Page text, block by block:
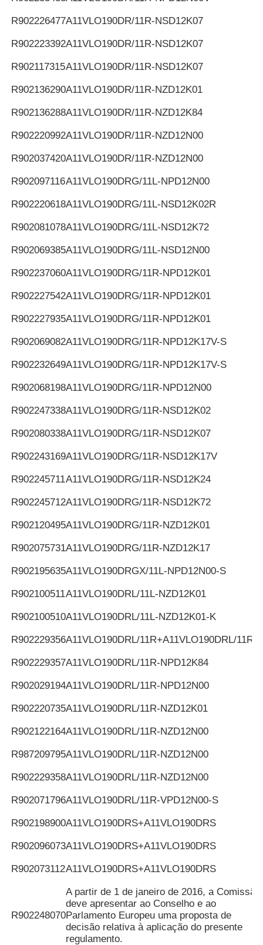
R902226477A11VLO190DR/11R-NSD12K07
R902223392A11VLO190DR/11R-NSD12K07
R902117315A11VLO190DR/11R-NSD12K07
R902136290A11VLO190DR/11R-NZD12K01
R902136288A11VLO190DR/11R-NZD12K84
R902220992A11VLO190DR/11R-NZD12N00
R902037420A11VLO190DR/11R-NZD12N00
R902097116A11VLO190DRG/11L-NPD12N00
R902220618A11VLO190DRG/11L-NSD12K02R
R902081078A11VLO190DRG/11L-NSD12K72
R902069385A11VLO190DRG/11L-NSD12N00
R902237060A11VLO190DRG/11R-NPD12K01
R902227542A11VLO190DRG/11R-NPD12K01
R902227935A11VLO190DRG/11R-NPD12K01
R902069082A11VLO190DRG/11R-NPD12K17V-S
R902232649A11VLO190DRG/11R-NPD12K17V-S
R902068198A11VLO190DRG/11R-NPD12N00
R902247338A11VLO190DRG/11R-NSD12K02
R902080338A11VLO190DRG/11R-NSD12K07
R902243169A11VLO190DRG/11R-NSD12K17V
R902245711A11VLO190DRG/11R-NSD12K24
R902245712A11VLO190DRG/11R-NSD12K72
R902120495A11VLO190DRG/11R-NZD12K01
R902075731A11VLO190DRG/11R-NZD12K17
R902195635A11VLO190DRGX/11L-NPD12N00-S
R902100511A11VLO190DRL/11L-NZD12K01
R902100510A11VLO190DRL/11L-NZD12K01-K
R902229356A11VLO190DRL/11R+A11VLO190DRL/11R
R902229357A11VLO190DRL/11R-NPD12K84
R902029194A11VLO190DRL/11R-NPD12N00
R902220735A11VLO190DRL/11R-NZD12K01
R902122164A11VLO190DRL/11R-NZD12N00
R987209795A11VLO190DRL/11R-NZD12N00
R902229358A11VLO190DRL/11R-NZD12N00
R902071796A11VLO190DRL/11R-VPD12N00-S
R902198900A11VLO190DRS+A11VLO190DRS
R902096073A11VLO190DRS+A11VLO190DRS
R902073112A11VLO190DRS+A11VLO190DRS
R902248070
A partir de 1 de janeiro de 2016, a Comissão
deve apresentar ao Conselho e ao
Parlamento Europeu uma proposta de
decisão relativa à aplicação do presente
regulamento.